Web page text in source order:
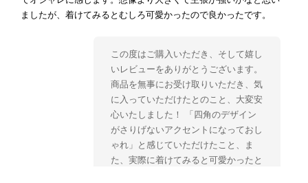
ましたが、着けてみるとむしろ可愛かったので良かったです。
この度はご購入いただき、そして嬉し
いレビューをありがとうございます。
商品を無事にお受け取りいただき、気
に入っていただけたとのこと、大変安
心いたしました！ 「四角のデザイン
がさりげないアクセントになっておし
ゃれ」と感じていただけたこと、ま
た、実際に着けてみると可愛かったと